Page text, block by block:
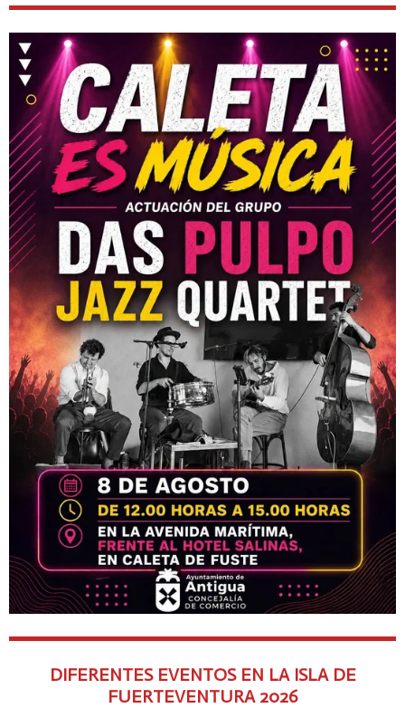
DIFERENTES EVENTOS EN LA ISLA DE
FUERTEVENTURA 2026